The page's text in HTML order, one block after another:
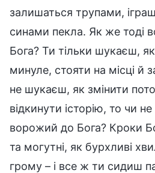
залишаться трупами,
синами пекла. Як же тоді
Бога? Ти тільки шукаєш,
минуле, стояти на місці й
не шукаєш, як змінити
відкинути історію, то чи
ворожий до Бога? Кроки
та могутні, як бурхливі
грому – і все ж ти сидиш